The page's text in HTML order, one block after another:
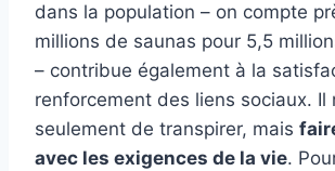
dans la population – on compte
millions de saunas pour 5,5
– contribue également à la
renforcement des liens sociaux. Il
seulement de transpirer, mais
avec les exigences de la vie.